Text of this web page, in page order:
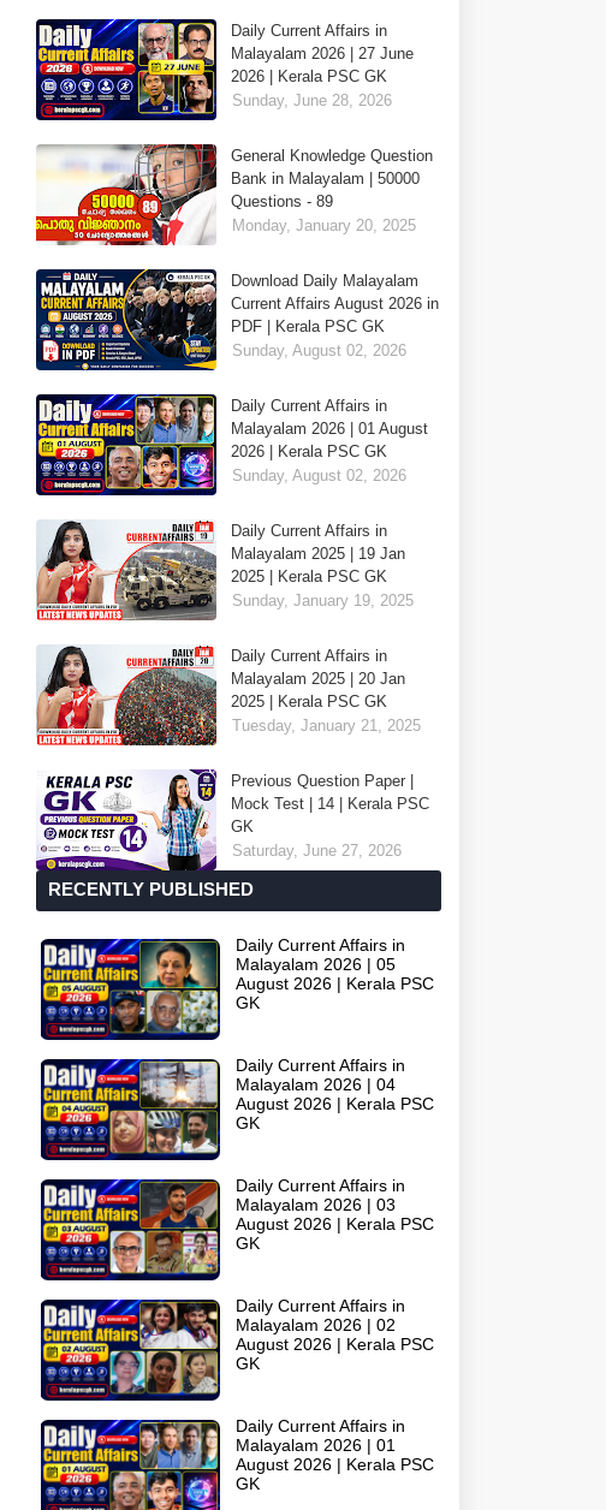
Daily Current Affairs in
Malayalam 2026 | 27 June
2026 | Kerala PSC GK
Sunday, June 28, 2026
General Knowledge Question
Bank in Malayalam | 50000
Questions - 89
Monday, January 20, 2025
Download Daily Malayalam
Current Affairs August 2026 in
PDF | Kerala PSC GK
Sunday, August 02, 2026
Daily Current Affairs in
Malayalam 2026 | 01 August
2026 | Kerala PSC GK
Sunday, August 02, 2026
Daily Current Affairs in
Malayalam 2025 | 19 Jan
2025 | Kerala PSC GK
Sunday, January 19, 2025
Daily Current Affairs in
Malayalam 2025 | 20 Jan
2025 | Kerala PSC GK
Tuesday, January 21, 2025
Previous Question Paper |
Mock Test | 14 | Kerala PSC
GK
Saturday, June 27, 2026
RECENTLY PUBLISHED
Daily Current Affairs in
Malayalam 2026 | 05
August 2026 | Kerala PSC
GK
Daily Current Affairs in
Malayalam 2026 | 04
August 2026 | Kerala PSC
GK
Daily Current Affairs in
Malayalam 2026 | 03
August 2026 | Kerala PSC
GK
Daily Current Affairs in
Malayalam 2026 | 02
August 2026 | Kerala PSC
GK
Daily Current Affairs in
Malayalam 2026 | 01
August 2026 | Kerala PSC
GK